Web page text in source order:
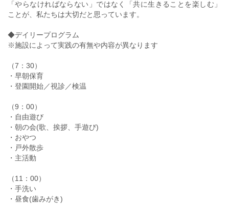
「やらなければならない」ではなく「共に生きることを楽しむ」
ことが、私たちは大切だと思っています。
◆デイリープログラム
※施設によって実践の有無や内容が異なります
（7：30）
・早朝保育
・登園開始／視診／検温
（9：00）
・自由遊び
・朝の会(歌、挨拶、手遊び)
・おやつ
・戸外散歩
・主活動
（11：00）
・手洗い
・昼食(歯みがき)